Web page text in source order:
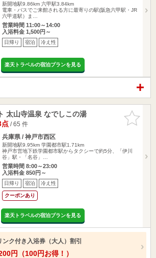
新開地駅9.86km 六甲駅3.84km
電車・バスでご来館される方に最寄りの駅(阪急六甲駅・JR
六甲道駅）ま…
営業時間 11:00～14:00
入浴料金 1,500円～
日帰り 宿泊 冷え性
楽天トラベルの宿泊プランを見る
お気に入
りに追加
太山寺温泉 なでしこの湯
点/ 65 件
兵庫県 / 神戸市西区
新開地駅9.95km 学園都市駅1.71km
神戸市営地下鉄学園都市駅からタクシーで約5分、「伊川
谷」駅・「名谷」…
営業時間 8:00～23:00
入浴料金 850円～
日帰り 宿泊 冷え性
クーポンあり
楽天トラベルの宿泊プランを見る
ンク付き入浴券（大人）割引
円（100円お得！）